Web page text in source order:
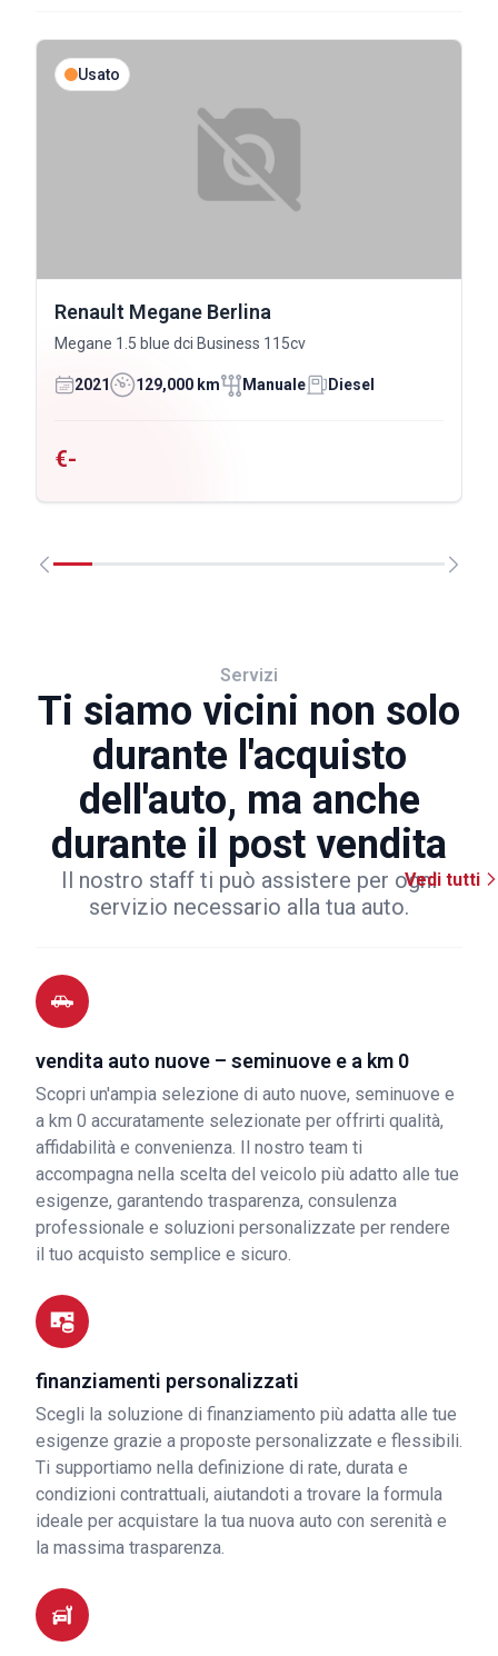
Usato
Renault Megane Berlina
Megane 1.5 blue dci Business 115cv
2021 129,000 km Manuale Diesel
€-
Servizi
Ti siamo vicini non solo
durante l'acquisto
dell'auto, ma anche
durante il post vendita
Il nostro staff ti può assistere per ogni
servizio necessario alla tua auto.
Vedi tutti
vendita auto nuove – seminuove e a km 0
Scopri un'ampia selezione di auto nuove, seminuove e
a km 0 accuratamente selezionate per offrirti qualità,
affidabilità e convenienza. Il nostro team ti
accompagna nella scelta del veicolo più adatto alle tue
esigenze, garantendo trasparenza, consulenza
professionale e soluzioni personalizzate per rendere
il tuo acquisto semplice e sicuro.
finanziamenti personalizzati
Scegli la soluzione di finanziamento più adatta alle tue
esigenze grazie a proposte personalizzate e flessibili.
Ti supportiamo nella definizione di rate, durata e
condizioni contrattuali, aiutandoti a trovare la formula
ideale per acquistare la tua nuova auto con serenità e
la massima trasparenza.